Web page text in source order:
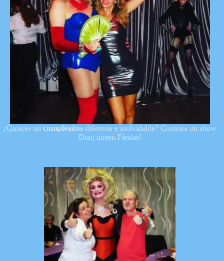
¿Quieres uncumpleañosdiferente e inolvidable? Contrata un show
Drag queen Fiestas!